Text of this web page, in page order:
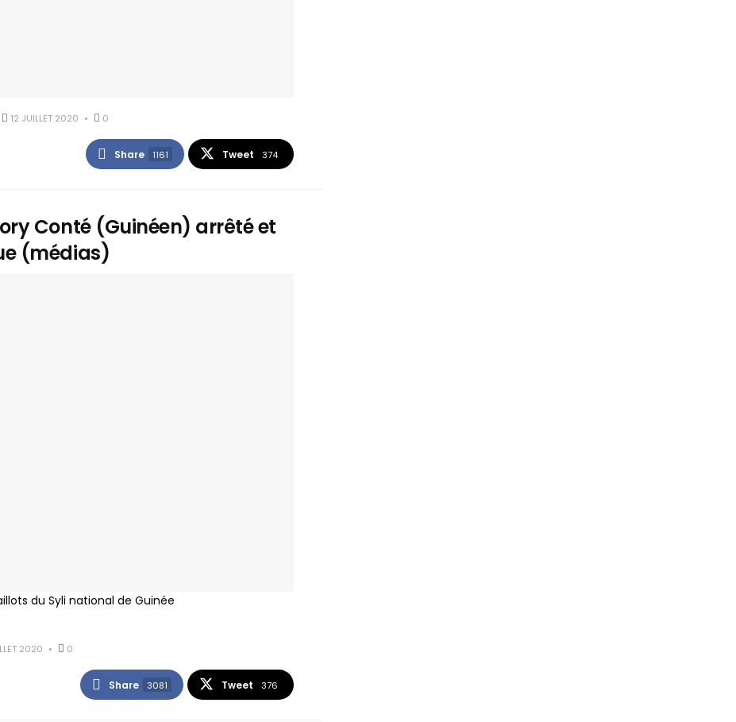
12 JUILLET 2020 0
Share 1161 Tweet 374
Conté (Guinéen) arrêté et
(médias)
du Syli national de Guinée
2020 0
Share 3081 Tweet 376